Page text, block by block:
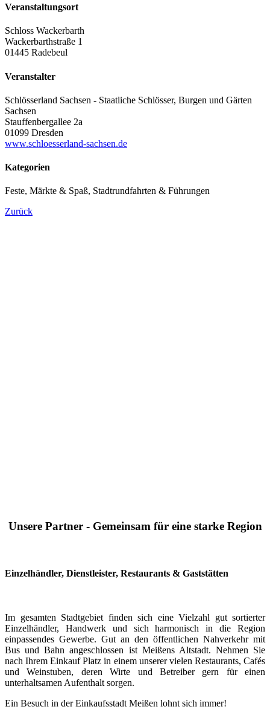
Veranstaltungsort
Schloss Wackerbarth
Wackerbarthstraße 1
01445 Radebeul
Veranstalter
Schlösserland Sachsen - Staatliche Schlösser, Burgen und Gärten
Sachsen
Stauffenbergallee 2a
01099 Dresden
www.schloesserland-sachsen.de
Kategorien
Feste, Märkte & Spaß, Stadtrundfahrten & Führungen
Zurück
Unsere Partner - Gemeinsam für eine starke Region
Einzelhändler, Dienstleister, Restaurants & Gaststätten
Im gesamten Stadtgebiet finden sich eine Vielzahl gut sortierter
Einzelhändler, Handwerk und sich harmonisch in die Region
einpassendes Gewerbe. Gut an den öffentlichen Nahverkehr mit
Bus und Bahn angeschlossen ist Meißens Altstadt. Nehmen Sie
nach Ihrem Einkauf Platz in einem unserer vielen Restaurants, Cafés
und Weinstuben, deren Wirte und Betreiber gern für einen
unterhaltsamen Aufenthalt sorgen.
Ein Besuch in der Einkaufsstadt Meißen lohnt sich immer!